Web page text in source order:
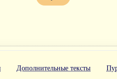
Дополнительные тексты